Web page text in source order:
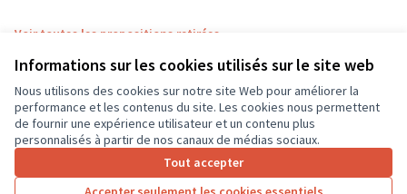
Informations sur les cookies utilisés sur le site web
Nous utilisons des cookies sur notre site Web pour améliorer la
performance et les contenus du site. Les cookies nous permettent
de fournir une expérience utilisateur et un contenu plus
personnalisés à partir de nos canaux de médias sociaux.
Tout accepter
Voir toutes les propositions retirées
Conditions d'utilisation
Paramètres des cookies
CD37 sur X
(Lien externe)
CD37 sur Facebook
CD37 sur Instagram
CD37 sur YouTube
(Lien externe)